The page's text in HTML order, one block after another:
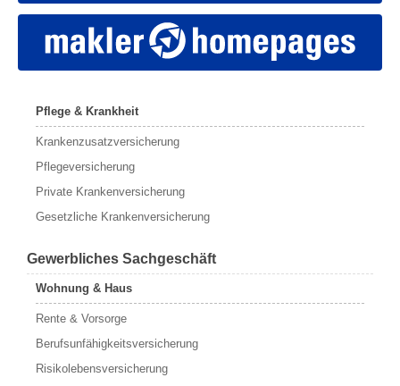
Pflege & Krankheit
Krankenzusatzversicherung
Pflegeversicherung
Private Krankenversicherung
Gesetzliche Krankenversicherung
Gewerbliches Sachgeschäft
Wohnung & Haus
Rente & Vorsorge
Berufs­unfähigkeitsversicherung
Risikolebensversicherung